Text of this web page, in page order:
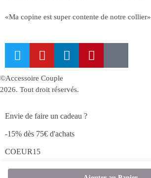
«Ma copine est super contente de notre collier»
©Accessoire Couple
2026. Tout droit réservés.
Envie de faire un cadeau ?
-15% dès 75€ d'achats
COEUR15